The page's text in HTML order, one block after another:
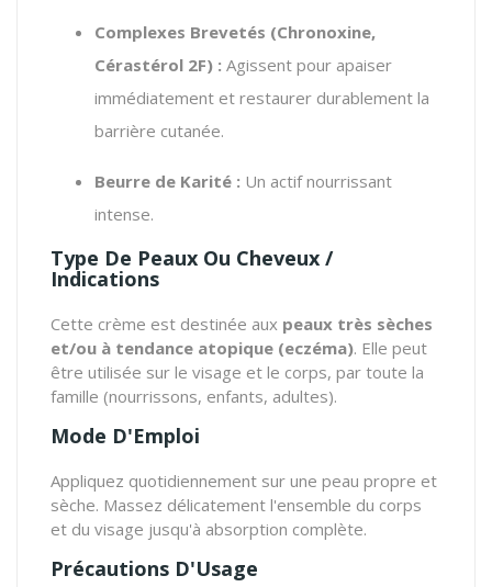
Complexes Brevetés (Chronoxine,
Cérastérol 2F) : Agissent pour apaiser
immédiatement et restaurer durablement la
barrière cutanée.
Beurre de Karité : Un actif nourrissant
intense.
Type De Peaux Ou Cheveux /
Indications
Cette crème est destinée aux peaux très sèches
et/ou à tendance atopique (eczéma). Elle peut
être utilisée sur le visage et le corps, par toute la
famille (nourrissons, enfants, adultes).
Mode D'Emploi
Appliquez quotidiennement sur une peau propre et
sèche. Massez délicatement l'ensemble du corps
et du visage jusqu'à absorption complète.
Précautions D'Usage